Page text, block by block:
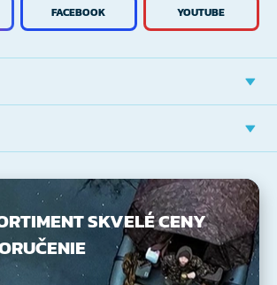
FACEBOOK YOUTUBE
SKVELÉ CENY